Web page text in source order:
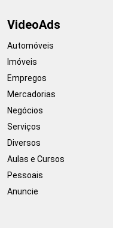
VideoAds
Automóveis
Imóveis
Empregos
Mercadorias
Negócios
Serviços
Diversos
Aulas e Cursos
Pessoais
Anuncie